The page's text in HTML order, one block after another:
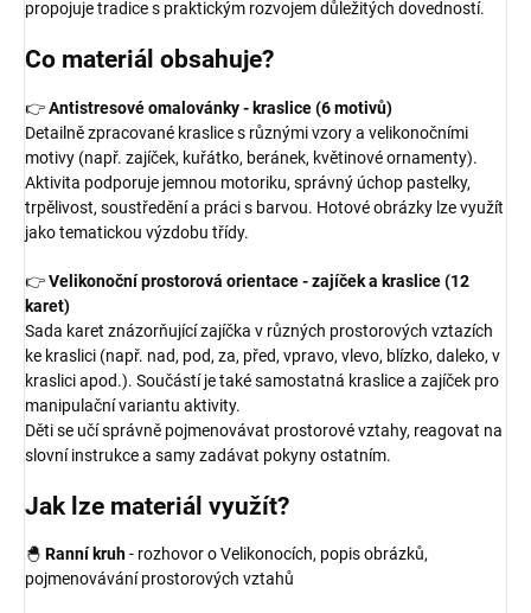
propojuje tradice s praktickým rozvojem důležitých dovedností.
Co materiál obsahuje?
👉Antistresové omalovánky - kraslice (6 motivů)
Detailně zpracované kraslice s různými vzory a velikonočními
motivy (např. zajíček, kuřátko, beránek, květinové ornamenty).
Aktivita podporuje jemnou motoriku, správný úchop pastelky,
trpělivost, soustředění a práci s barvou. Hotové obrázky lze využít
jako tematickou výzdobu třídy.
👉Velikonoční prostorová orientace - zajíček a kraslice (12
karet)
Sada karet znázorňující zajíčka v různých prostorových vztazích
ke kraslici (např. nad, pod, za, před, vpravo, vlevo, blízko, daleko, v
kraslici apod.). Součástí je také samostatná kraslice a zajíček pro
manipulační variantu aktivity.
Děti se učí správně pojmenovávat prostorové vztahy, reagovat na
slovní instrukce a samy zadávat pokyny ostatním.
Jak lze materiál využít?
🐣 Ranní kruh- rozhovor o Velikonocích, popis obrázků,
pojmenovávání prostorových vztahů